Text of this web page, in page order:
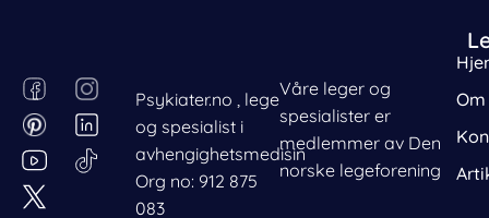
Psykiater.no , lege
og spesialist i
avhengighetsmedisin
Org no: 912 875
083
Våre leger og
spesialister er
medlemmer av Den
norske legeforening
F
a
c
e
b
I
n
s
t
P
i
n
t
e
L
i
n
k